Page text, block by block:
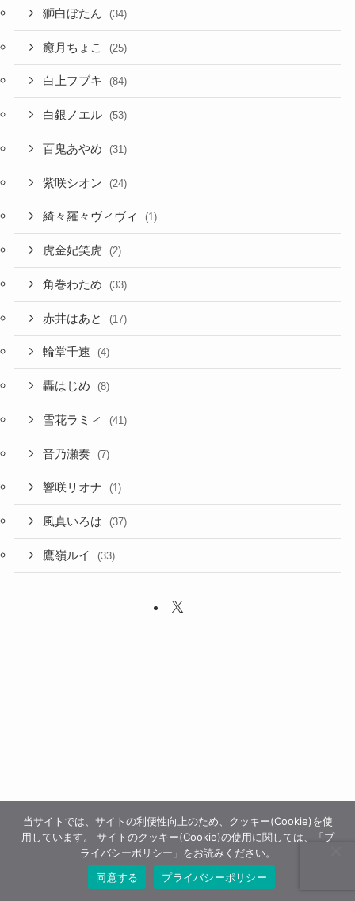
獅白ぼたん (34)
癒月ちょこ (25)
白上フブキ (84)
白銀ノエル (53)
百鬼あやめ (31)
紫咲シオン (24)
綺々羅々ヴィヴィ (1)
虎金妃笑虎 (2)
角巻わため (33)
赤井はあと (17)
輪堂千速 (4)
轟はじめ (8)
雪花ラミィ (41)
音乃瀬奏 (7)
響咲リオナ (1)
風真いろは (37)
鷹嶺ルイ (33)
当サイトでは、サイトの利便性向上のため、クッキー(Cookie)を使
用しています。 サイトのクッキー(Cookie)の使用に関しては、「プ
ライバシーポリシー」をお読みください。
同意する
プライバシーポリシー